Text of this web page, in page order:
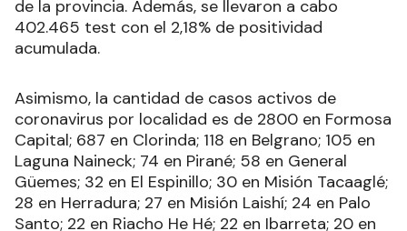
de la provincia. Además, se llevaron a cabo
402.465 test con el 2,18% de positividad
acumulada.
Asimismo, la cantidad de casos activos de
coronavirus por localidad es de 2800 en Formosa
Capital; 687 en Clorinda; 118 en Belgrano; 105 en
Laguna Naineck; 74 en Pirané; 58 en General
Güemes; 32 en El Espinillo; 30 en Misión Tacaaglé;
28 en Herradura; 27 en Misión Laishí; 24 en Palo
Santo; 22 en Riacho He Hé; 22 en Ibarreta; 20 en